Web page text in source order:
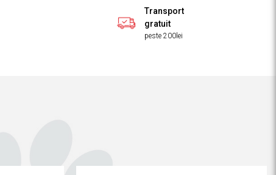
Transport
gratuit
peste 200lei